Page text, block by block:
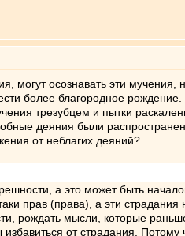
осознавать эти мучения,
более благородное рождение.
трезубцем и пытки
деяния были
от неблагих деяний?
а это может быть
прав (права), а эти
мысли, которые
от страдания.